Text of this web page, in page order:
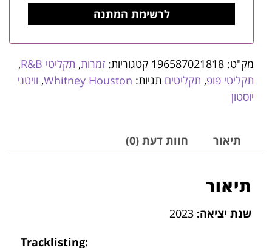
מק"ט: 196587021818 קטגוריות: זמרות, תקליטי R&B
,
תקליטי פופ, תקליטים תגיות: Whitney Houston
, וויטני
יוסטון
תיאור חוות דעת (0)
תיאור
שנת יציאה:
Tracklisting: